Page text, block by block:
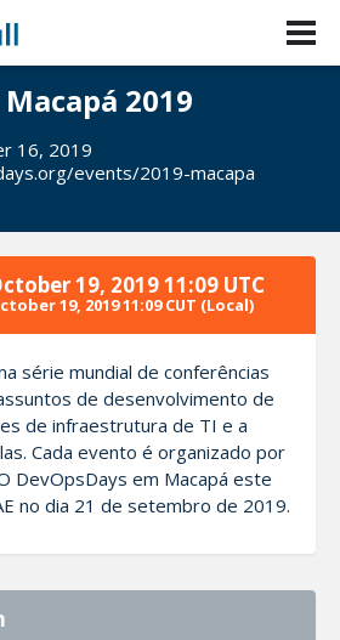
2019
16, 2019
events/2019-macapa
19, 2019 11:09 UTC
19, 2019 11:09 CUT (Local)
série mundial de conferências
de desenvolvimento de
de infraestrutura de TI e a
Cada evento é organizado por
DevOpsDays em Macapá este
no dia 21 de setembro de 2019.